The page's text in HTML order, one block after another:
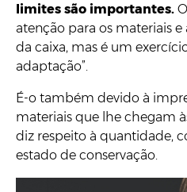
limites são importantes.
atenção para os materiais
da caixa, mas é um
adaptação”.
É-o também devido à
materiais que lhe chegam
diz respeito à quantidade,
estado de conservação.